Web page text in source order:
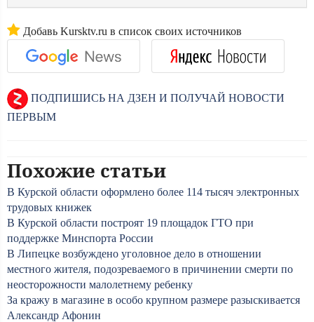
Добавь Kursktv.ru в список своих источников
ПОДПИШИСЬ НА ДЗЕН И ПОЛУЧАЙ НОВОСТИ
ПЕРВЫМ
Похожие статьи
В Курской области оформлено более 114 тысяч электронных
трудовых книжек
В Курской области построят 19 площадок ГТО при
поддержке Минспорта России
В Липецке возбуждено уголовное дело в отношении
местного жителя, подозреваемого в причинении смерти по
неосторожности малолетнему ребенку
За кражу в магазине в особо крупном размере разыскивается
Александр Афонин